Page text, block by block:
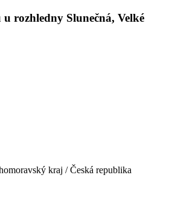
rozhledny Slunečná, Velké
kraj / Česká republika